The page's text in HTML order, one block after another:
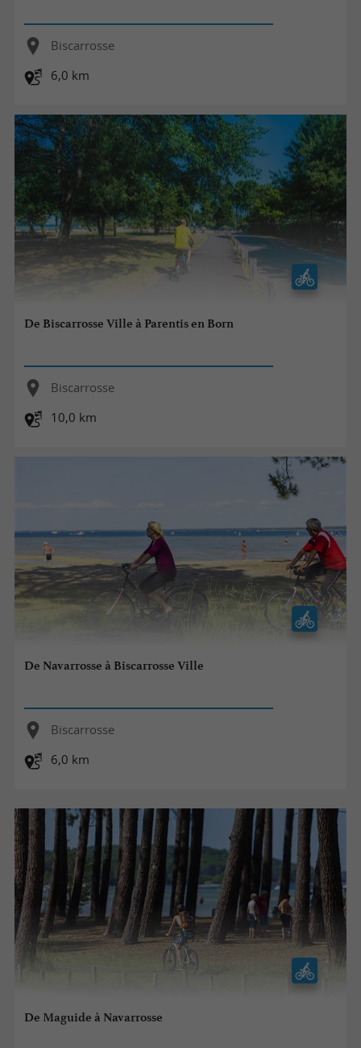
Biscarrosse
6,0 km
De Biscarrosse Ville à Parentis en Born
Biscarrosse
10,0 km
De Navarrosse à Biscarrosse Ville
Biscarrosse
6,0 km
De Maguide à Navarrosse